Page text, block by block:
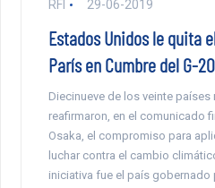
RFI 29-06-2019
Estados Unidos le quita
París en Cumbre del G-20
Diecinueve de los veinte países
reafirmaron, en el comunicado
Osaka, el compromiso para
luchar contra el cambio
iniciativa fue el país gobernado